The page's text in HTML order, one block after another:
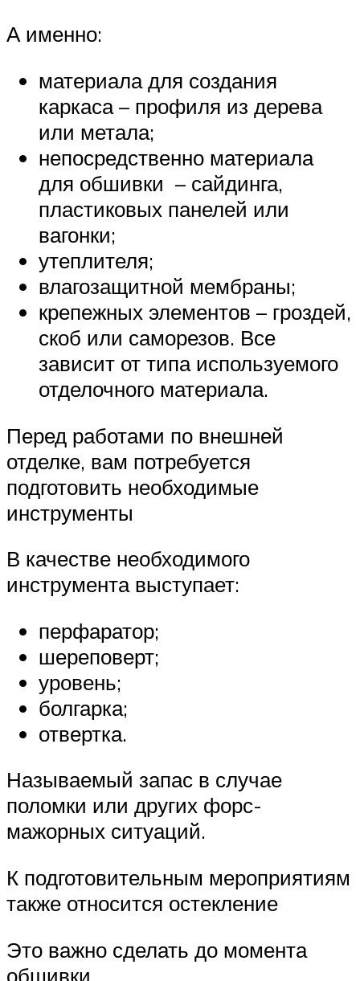
А именно:
материала для создания
каркаса – профиля из дерева
или метала;
непосредственно материала
для обшивки – сайдинга,
пластиковых панелей или
вагонки;
утеплителя;
влагозащитной мембраны;
крепежных элементов – гроздей,
скоб или саморезов. Все
зависит от типа используемого
отделочного материала.
Перед работами по внешней
отделке, вам потребуется
подготовить необходимые
инструменты
В качестве необходимого
инструмента выступает:
перфаратор;
шереповерт;
уровень;
болгарка;
отвертка.
Называемый запас в случае
поломки или других форс-
мажорных ситуаций.
К подготовительным мероприятиям
также относится остекление
Это важно сделать до момента
обшивки